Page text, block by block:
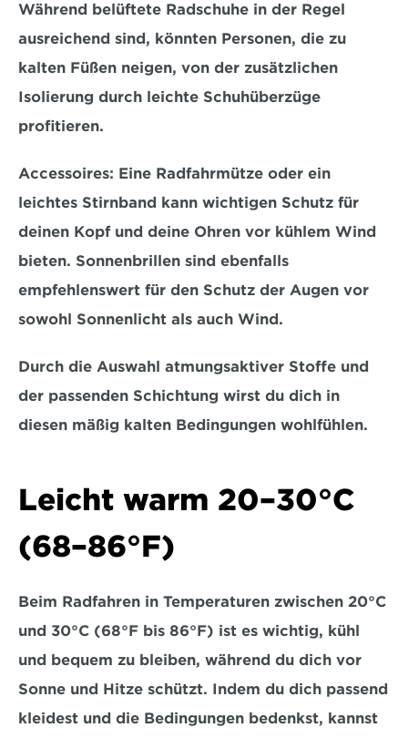
Während belüftete Radschuhe in der Regel
ausreichend sind, könnten Personen, die zu
kalten Füßen neigen, von der zusätzlichen
Isolierung durch leichte Schuhüberzüge
profitieren.
Accessoires: Eine Radfahrmütze oder ein
leichtes Stirnband kann wichtigen Schutz für
deinen Kopf und deine Ohren vor kühlem Wind
bieten. Sonnenbrillen sind ebenfalls
empfehlenswert für den Schutz der Augen vor
sowohl Sonnenlicht als auch Wind.
Durch die Auswahl atmungsaktiver Stoffe und
der passenden Schichtung wirst du dich in
diesen mäßig kalten Bedingungen wohlfühlen.
Leicht warm 20–30°C
(68–86°F)
Beim Radfahren in Temperaturen zwischen 20°C
und 30°C (68°F bis 86°F) ist es wichtig, kühl
und bequem zu bleiben, während du dich vor
Sonne und Hitze schützt. Indem du dich passend
kleidest und die Bedingungen bedenkst, kannst